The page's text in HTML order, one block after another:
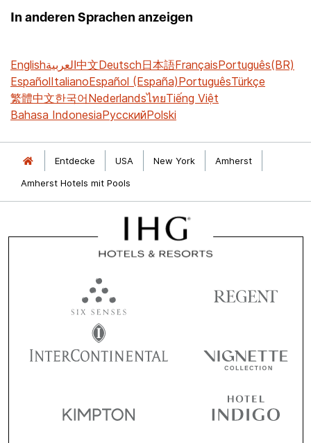
In anderen Sprachen anzeigen
Englishالعربية中文Deutsch日本語FrançaisPortuguês(BR)
EspañolItalianoEspañol (España)PortuguêsTürkçe
繁體中文한국어NederlandsไทยTiếng Việt
Bahasa IndonesiaРусскийPolski
Entdecke USA New York
Amherst
Amherst Hotels mit Pools